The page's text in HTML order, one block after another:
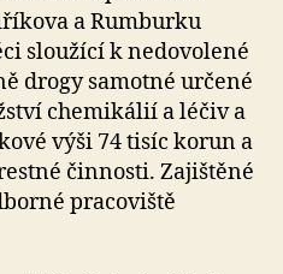
a Rumburku
sloužící k nedovolené
drogy samotné určené
chemikálií a léčiv a
výši 74 tisíc korun a
činnosti. Zajištěné
pracoviště